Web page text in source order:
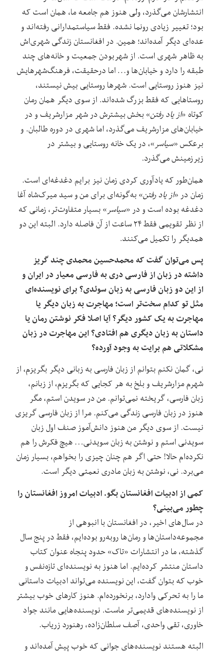
انتشارشان می‌گذرد، ولی هنوز هم‌ جامعه‌ ما، همان است که
بود؛ تغییر زیادی رونما نشده. فقط سیاستمدارانی رفته‌اند و
عده‌ای دیگر آمده‌اند؛ همین. ‌در افغانستان زند‌گی شهری‌اش
به ظاهر شهری است. از شهربودن جمعیت و خانه‌های چند
طبقه را دارد و خیابان‌ها و… اما درحقیقت، فرهنگ‌شهرهایش
‌نیز هنوز ‌روستایی است. شهرها روستایی بیش نیستند‌،
روستاهایی که فقط بزرگ شده‌اند. از سوی دیگر همان رمان
کوتاه «از یاد رفتن» بخش بیشترش در شهر مزار‌شریف و در
خیابان‌های مزار‌شریف می‌گذرد، اما شهری در دوره‌ طالبان. و
برعکس «سیاسر»، در یک خانه‌ روستایی و بیشتر در‌
زیرزمینش می‌گذرد.
همان‌طور که یادآوری کردی زمان نیز برایم دغدغه‌ای است.
‌‌زمان در «از یاد رفتن» به‌گونه‌ای برای من و سید میرک‌شاه آغا
دغدغه بوده است‌ و در «سیاسر» بسیار متفاوت‌تر، زمانی که‌
از نظر تقویمی فقط ۲۴ ساعت از آن فاصله دارد. البته این دو
همدیگر را تکمیل می‌کنند.
پس می‌توان گفت که محمدحسین محمدی چند گریز
داشته در زبان از فارسی دری به فارسی معیار در ایران و
از این دو زبان فارسی به زبان سوئدی؟ برای نویسنده‌ای
مثل تو کدام سخت‌تر است؛ مهاجرت به زبان دیگر یا
مهاجرت به یک کشور دیگر؟ آیا اصلا فکر نوشتن رمان یا
داستان به زبان دیگری هم افتادی؟ این مهاجرت در زبان
مشکلاتی هم برایت به وجود آورده؟
نی، گمان نکنم بتوانم از زبان فارسی به زبانی دیگر بگریزم، از
شهرم مزارشریف و بلخ به هر کجایی که بگریزم، از زبانم،
زبان فارسی، گریخته نمی‌توانم. من در سویدن استم، مگر
هنوز در زبان فارسی زندگی می‌کنم. مرا از زبان فارسی گریزی
نیست. از سوی دیگر من هنوز دانش‌آموز صنف اول زبان
سویدنی استم و نوشتن به زبان سویدنی… هیچ فکرش را هم
نکرده‌ام حالا! حتی اگر هم چنان چیزی را بخواهم، بسیار زمان
می‌برد.‌ نی، نوشتن به زبان مادری نعمتی دیگر است.
کمی از ادبیات افغانستان بگو. ادبیات امروز افغانستان را
چطور می‌بینی؟
در سال‌های اخیر، در افغانستان با انبوهی از
مجموعه‌داستان‌ها و رمان‌ها روبه‌رو بوده‌ایم، فقط در پنج سال
گذشته، ما در انتشارات «تاک» حدود پنجاه عنوان کتاب
داستان منتشر کرده‌ایم. اما هنوز به نویسنده‌ای تازه‌نفس و
خوب که بتوان گفت، این نویسنده می‌تواند ادبیات داستانی
ما را به تحرکی وا‌دارد، برنخورده‌ام. هنوز کارهای خوب بیشتر
از نویسنده‌های قدیمی‌تر ماست. نویسنده‌‌هایی مانند جواد
خاوری، تقی واحدی، آصف سلطان‌زاده، رهنورد زریاب.
البته هستند نویسنده‌های جوانی که خوب پیش آمده‌اند و